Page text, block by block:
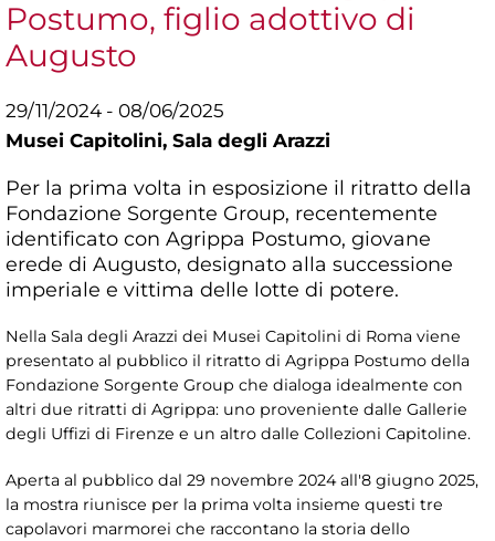
Postumo, figlio adottivo di
Augusto
29/11/2024 - 08/06/2025
Musei Capitolini, Sala degli Arazzi
Per la prima volta in esposizione il ritratto della
Fondazione Sorgente Group, recentemente
identificato con Agrippa Postumo, giovane
erede di Augusto, designato alla successione
imperiale e vittima delle lotte di potere.
Nella Sala degli Arazzi dei Musei Capitolini di Roma viene
presentato al pubblico il ritratto di Agrippa Postumo della
Fondazione Sorgente Group che dialoga idealmente con
altri due ritratti di Agrippa: uno proveniente dalle Gallerie
degli Uffizi di Firenze e un altro dalle Collezioni Capitoline.
Aperta al pubblico dal 29 novembre 2024 all'8 giugno 2025,
la mostra riunisce per la prima volta insieme questi tre
capolavori marmorei che raccontano la storia dello